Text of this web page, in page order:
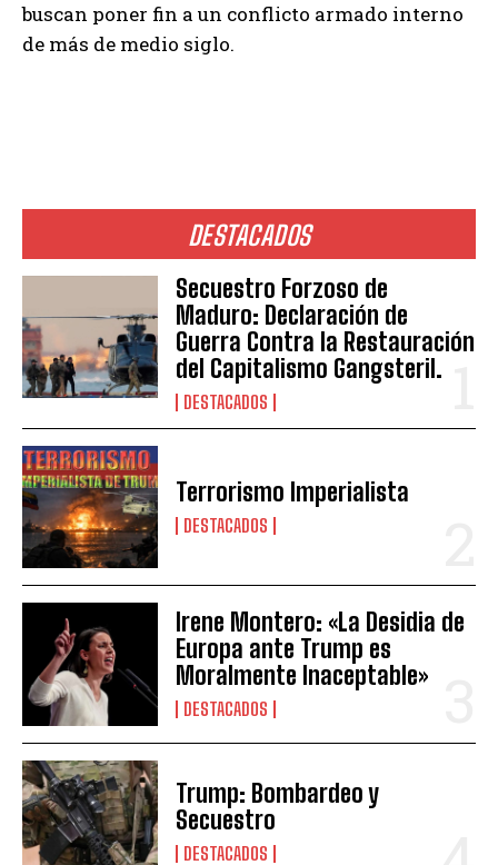
DESTACADOS
Secuestro Forzoso de
Maduro: Declaración de
Guerra Contra la Restauración
del Capitalismo Gangsteril.
DESTACADOS
Terrorismo Imperialista
DESTACADOS
Irene Montero: «La Desidia de
Europa ante Trump es
Moralmente Inaceptable»
DESTACADOS
Trump: Bombardeo y
Secuestro
DESTACADOS
buscan poner fin a un conflicto armado interno
de más de medio siglo.